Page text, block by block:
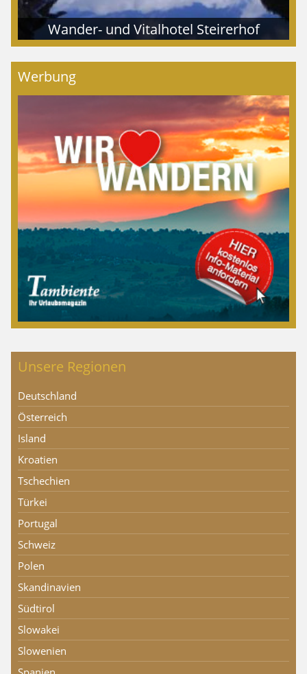
Wander- und Vitalhotel Steirerhof
Werbung
Unsere Regionen
Deutschland
Österreich
Island
Kroatien
Tschechien
Türkei
Portugal
Schweiz
Polen
Skandinavien
Südtirol
Slowakei
Slowenien